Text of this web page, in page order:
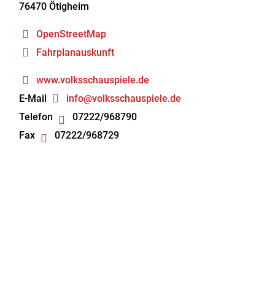
76470 Ötigheim
OpenStreetMap
Fahrplanauskunft
www.volksschauspiele.de
E-Mail
info@volksschauspiele.de
Telefon
07222/968790
Fax
07222/968729